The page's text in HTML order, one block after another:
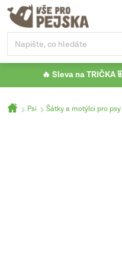
Přejít
obsah
🔥 Sleva na TRIČKA
Domů
Psi Šátky a motýlci pro psy